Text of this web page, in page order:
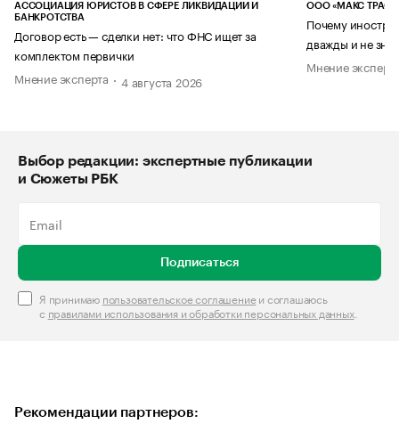
АССОЦИАЦИЯ ЮРИСТОВ В СФЕРЕ ЛИКВИДАЦИИ И
БАНКРОТСТВА
Договор есть — сделки нет: что ФНС ищет за
комплектом первички
Мнение эксперта
4 августа 2026
ООО «МАКС ТРАСТ»
Почему
дважды и не
Мнение
Выбор редакции: экспертные публикации
и Сюжеты РБК
Подписаться
Я принимаю пользовательское соглашениеи соглашаюсь
с правилами использования и обработки персональных данных.
Рекомендации партнеров: